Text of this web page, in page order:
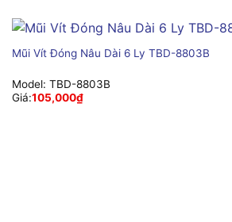
Mũi Vít Đóng Nâu Dài 6 Ly TBD-8803B
Model: TBD-8803B
Giá:105,000₫